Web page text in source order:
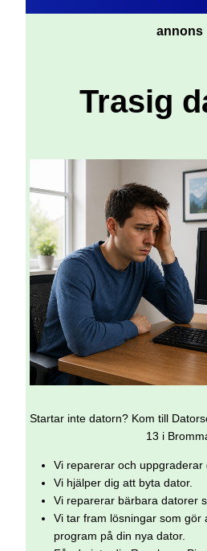
annons
Trasig
Startar inte datorn? Kom till
13 i
Vi reparerar och uppgraderar
Vi hjälper dig att byta dator.
Vi reparerar bärbara datorer
Vi tar fram lösningar som gör
program på din nya dator.